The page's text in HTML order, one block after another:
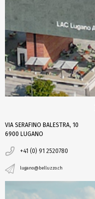
VIA SERAFINO BALESTRA, 10
6900 LUGANO
+41 (0) 91 2520780
lugano@belluzzo.ch